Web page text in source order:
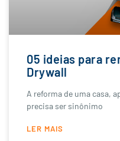
05 ideias para
Drywall
A reforma de uma casa,
precisa ser sinônimo
LER MAIS